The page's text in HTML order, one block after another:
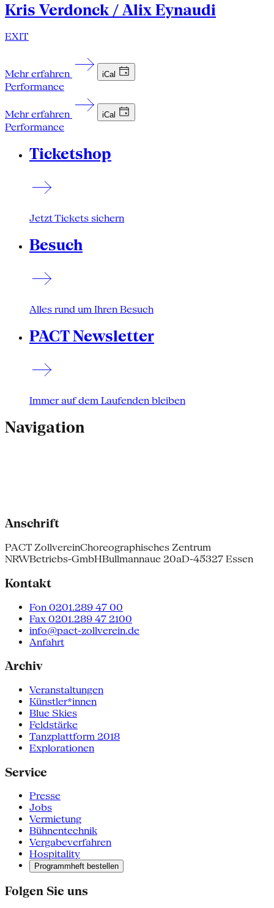
Kris Verdonck / Alix Eynaudi
EXIT
Mehr erfahren iCal
Performance
Mehr erfahren iCal
Performance
Ticketshop
Jetzt Tickets sichern
Besuch
Alles rund um Ihren Besuch
PACT Newsletter
Immer auf dem Laufenden bleiben
Navigation
Anschrift
PACT ZollvereinChoreographisches Zentrum
NRWBetriebs-GmbHBullmannaue 20aD-45327 Essen
Kontakt
Fon 0201.289 47 00
Fax 0201.289 47 2100
info@pact-zollverein.de
Anfahrt
Archiv
Veranstaltungen
Künstler*innen
Blue Skies
Feldstärke
Tanzplattform 2018
Explorationen
Service
Presse
Jobs
Vermietung
Bühnentechnik
Vergabeverfahren
Hospitality
Programmheft bestellen
Folgen Sie uns